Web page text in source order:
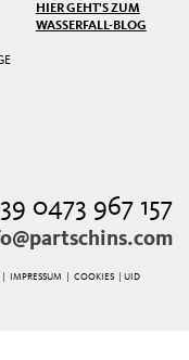
HIER GEHT'S ZUM
WASSERFALL-BLOG
0473 967 157
IMPRESSUM |COOKIES
| UID